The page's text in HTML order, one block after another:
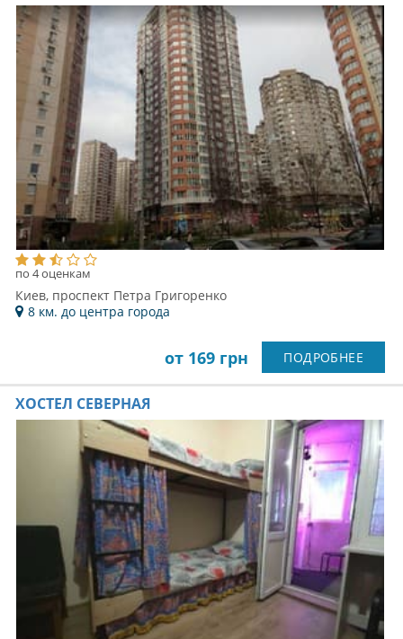
по 4 оценкам
Киев, проспект Петра Григоренко
8 км. до центра города
от 169 грн ПОДРОБНЕЕ
ХОСТЕЛ СЕВЕРНАЯ